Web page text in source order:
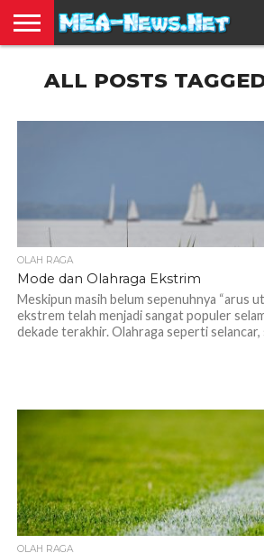
TERBARU
EDUKASI
HIBURAN
INSPIRASI
KESEHATAN
KULINER
OLAH
RAGA
OTOMOTIF
TRAVEL
JUAL
BELI
ALL POSTS
OLAH RAGA
Mode dan Olahraga Ekstrim
Meskipun masih belum sepenuhnya “arus
ekstrem telah menjadi sangat populer
dekade terakhir. Olahraga seperti selancar,
OLAH RAGA